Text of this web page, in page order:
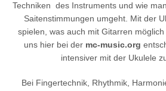
Techniken des Instruments und wie
Saitenstimmungen umgeht. Mit der
spielen, was auch mit Gitarren
uns hier bei der mc-music.org
intensiver mit der Ukulele
Bei Fingertechnik, Rhythmik,